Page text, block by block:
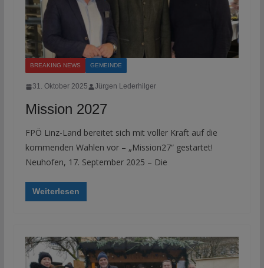
BREAKING NEWS GEMEINDE
31. Oktober 2025 Jürgen Lederhilger
Mission 2027
FPÖ Linz-Land bereitet sich mit voller Kraft auf die
kommenden Wahlen vor – „Mission27“ gestartet!
Neuhofen, 17. September 2025 – Die
Weiterlesen